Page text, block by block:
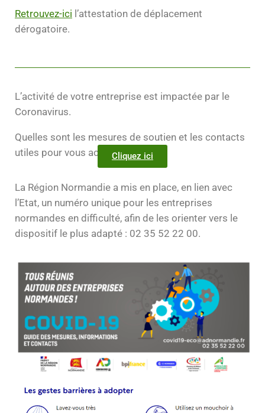
Retrouvez-ici l’attestation de déplacement
dérogatoire.
L’activité de votre entreprise est impactée par le
Coronavirus.​
Quelles sont les mesures de soutien et les contacts
utiles pour vous accompagner ?
Cliquez ici
La Région Normandie a mis en place, en lien avec
l’Etat, un numéro unique pour les entreprises
normandes en difficulté, afin de les orienter vers le
dispositif le plus adapté : 02 35 52 22 00.